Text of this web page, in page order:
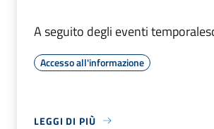
A seguito degli eventi
Accesso all'informazione
LEGGI DI PIÙ